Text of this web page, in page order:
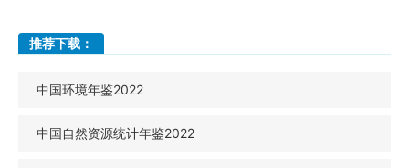
推荐下载：
中国环境年鉴2022
中国自然资源统计年鉴2022